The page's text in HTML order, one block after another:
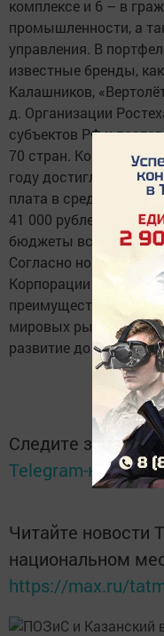
комплексе и 6 – в
промышленности, а
управления. В
известные бренды,
Калашников,
д. Организации
субъектов РФ и
70 стран.
году достигла 1 трлн
плата в среднем по
41 000 рублей,
бюджеты всех
Согласно новой
Корпорации является
преимущества
мировых рынках.
развитие до 2025
Следите за
Telegram-канале
Читайте новости
национальном
https://max.ru/